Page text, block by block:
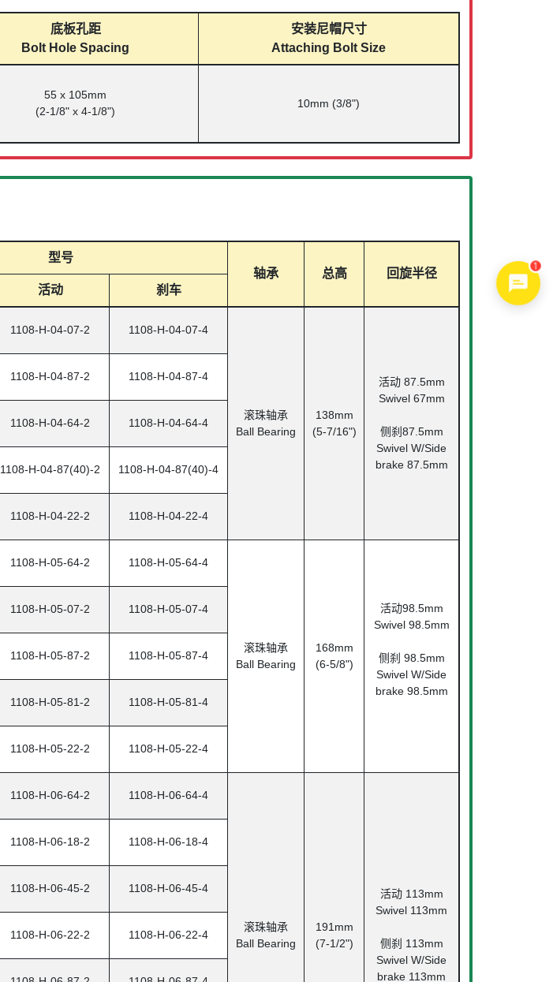
底板孔距
Bolt Hole Spacing
安装尼帽尺寸
Attaching Bolt Size
55 x 105mm
(2-1/8" x 4-1/8")
10mm (3/8")
型号
轴承
总高
回旋半径
活动 刹车
1108-H-04-07-2 1108-H-04-07-4
滚珠轴承
Ball Bearing
138mm
(5-7/16")
活动 87.5mm
Swivel 67mm
侧刹87.5mm
Swivel W/Side
brake 87.5mm
1108-H-04-87-2 1108-H-04-87-4
1108-H-04-64-2 1108-H-04-64-4
1108-H-04-87(40)-2 1108-H-04-87(40)-4
1108-H-04-22-2 1108-H-04-22-4
1108-H-05-64-2 1108-H-05-64-4
滚珠轴承
Ball Bearing
168mm
(6-5/8")
活动98.5mm
Swivel 98.5mm
侧刹 98.5mm
Swivel W/Side
brake 98.5mm
1108-H-05-07-2 1108-H-05-07-4
1108-H-05-87-2 1108-H-05-87-4
1108-H-05-81-2 1108-H-05-81-4
1108-H-05-22-2 1108-H-05-22-4
1108-H-06-64-2 1108-H-06-64-4
滚珠轴承
Ball Bearing
191mm
(7-1/2")
活动 113mm
Swivel 113mm
侧刹 113mm
Swivel W/Side
brake 113mm
1108-H-06-18-2 1108-H-06-18-4
1108-H-06-45-2 1108-H-06-45-4
1108-H-06-22-2 1108-H-06-22-4
1